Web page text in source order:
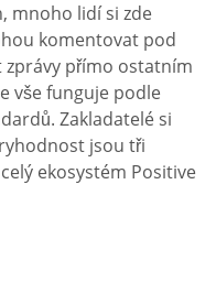
mnoho lidí si zde
komentovat pod
zprávy přímo ostatním
vše funguje podle
Zakladatelé si
jsou tři
ekosystém Positive